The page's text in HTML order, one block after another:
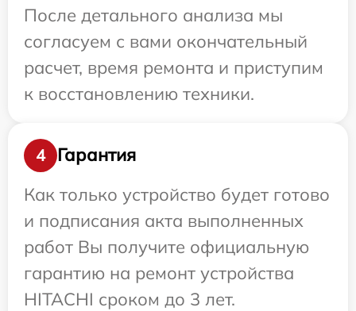
После детального анализа мы
согласуем с вами окончательный
расчет, время ремонта и приступим
к восстановлению техники.
4
Гарантия
Как только устройство будет готово
и подписания акта выполненных
работ Вы получите официальную
гарантию на ремонт устройства
HITACHI сроком до 3 лет.